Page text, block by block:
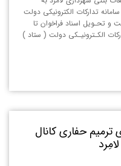
را از طریق سامانه تداركات الكترونيكی دولت
و تحـویل اسناد فراخوان تا
الکـترونیـکی دولت ( ستاد )
حفاری کانال